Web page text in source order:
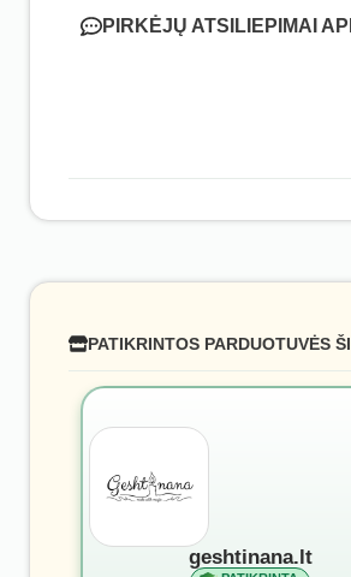
PIRKĖJŲ ATSILIEPIMAI
PATIKRINTOS PARDUOTUVĖS
geshtinana.lt